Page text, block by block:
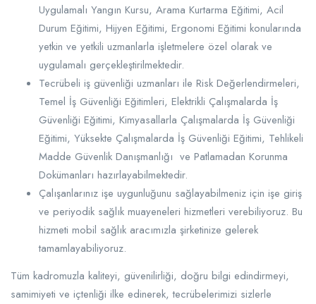
Uygulamalı Yangın Kursu, Arama Kurtarma Eğitimi, Acil
Durum Eğitimi, Hijyen Eğitimi, Ergonomi Eğitimi konularında
yetkin ve yetkili uzmanlarla işletmelere özel olarak ve
uygulamalı gerçekleştirilmektedir.
Tecrübeli iş güvenliği uzmanları ile Risk Değerlendirmeleri,
Temel İş Güvenliği Eğitimleri, Elektrikli Çalışmalarda İş
Güvenliği Eğitimi, Kimyasallarla Çalışmalarda İş Güvenliği
Eğitimi, Yüksekte Çalışmalarda İş Güvenliği Eğitimi, Tehlikeli
Madde Güvenlik Danışmanlığı ve Patlamadan Korunma
Dokümanları hazırlayabilmektedir.
Çalışanlarınız işe uygunluğunu sağlayabilmeniz için işe giriş
ve periyodik sağlık muayeneleri hizmetleri verebiliyoruz. Bu
hizmeti mobil sağlık aracımızla şirketinize gelerek
tamamlayabiliyoruz.
Tüm kadromuzla kaliteyi, güvenilirliği, doğru bilgi edindirmeyi,
samimiyeti ve içtenliği ilke edinerek, tecrübelerimizi sizlerle